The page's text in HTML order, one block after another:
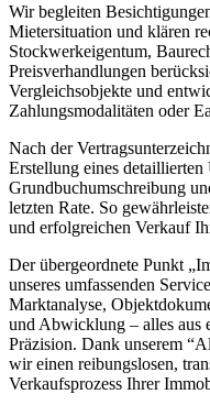
Wir begleiten
Mietersituation und klären
Stockwerkeigentum,
Preisverhandlungen
Vergleichsobjekte und
Zahlungsmodalitäten oder
Nach der
Erstellung eines
Grundbuchumschreibung
letzten Rate. So
und erfolgreichen Verkauf
Der übergeordnete Punkt
unseres umfassenden
Marktanalyse,
und Abwicklung – alles aus
Präzision. Dank unserem
wir einen reibungslosen,
Verkaufsprozess Ihrer